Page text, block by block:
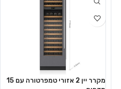
מקרר יין 2 אזורי טמפרטורה עם 15